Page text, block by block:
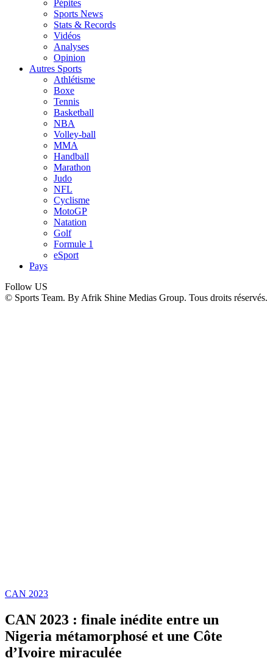
Pépites
Sports News
Stats & Records
Vidéos
Analyses
Opinion
Autres Sports
Athlétisme
Boxe
Tennis
Basketball
NBA
Volley-ball
MMA
Handball
Marathon
Judo
NFL
Cyclisme
MotoGP
Natation
Golf
Formule 1
eSport
Pays
Follow US
© Sports Team. By Afrik Shine Medias Group. Tous droits réservés.
CAN 2023
CAN 2023 : finale inédite entre un
Nigeria métamorphosé et une Côte
d’Ivoire miraculée